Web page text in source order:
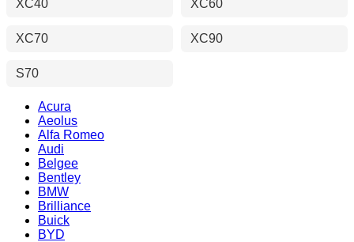
XC40 XC60
XC70 XC90
S70
Acura
Aeolus
Alfa Romeo
Audi
Belgee
Bentley
BMW
Brilliance
Buick
BYD